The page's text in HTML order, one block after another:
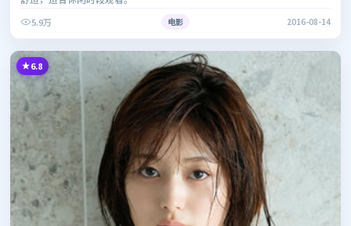
5.9万
电影 2016-08-14
6.8